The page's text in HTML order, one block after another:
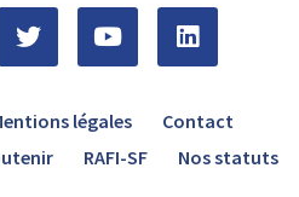
légales
Contact
RAFI-SF Nos statuts